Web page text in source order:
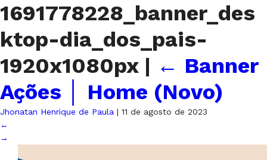
1691778228_banner_des
ktop-dia_dos_pais-
1920x1080px | ← Banner
Ações │ Home (Novo)
Jhonatan Henrique de Paula | 11 de agosto de 2023
←
→